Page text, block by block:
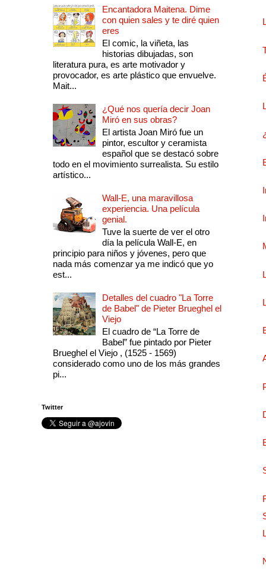
Encantadora Maitena. Dime
con quien sales y te diré quien
eres
El comic, la viñeta, las
historias dibujadas, son
literatura pura, es arte motivador y
provocador, es arte plástico que envuelve.
Mait...
¿Qué nos quería decir Joan
Miró en sus obras?
El artista Joan Miró fue un
pintor, escultor y ceramista
español que se destacó sobre
todo en el movimiento surrealista. Su estilo
artístico...
Wall-E, una maravillosa
experiencia. Una película
genial.
Tuve la suerte de ver el otro
día la película Wall-E, en
principio para niños y jóvenes, pero que
nada más comenzar ya me indicó que yo
est...
Detalles del cuadro "La Torre
de Babel" de Pieter Brueghel el
Viejo
El cuadro de “La Torre de
Babel” fue pintado por Pieter
Brueghel el Viejo , (1525 - 1569)
considerado como uno de los más grandes
pi...
Twitter